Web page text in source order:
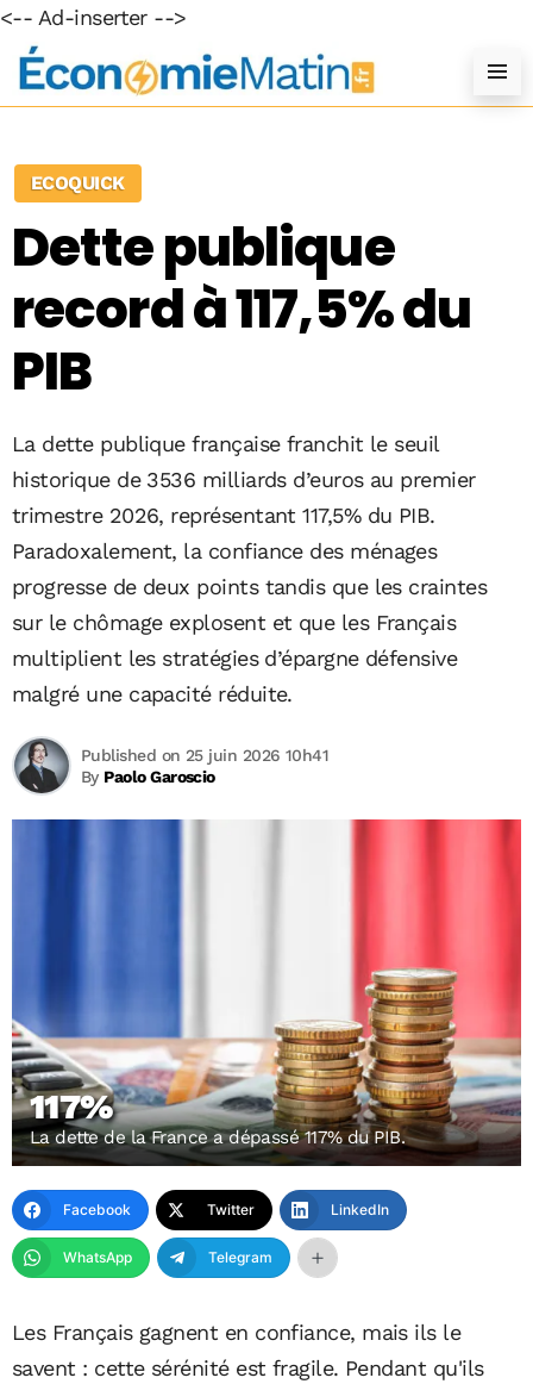
<-- Ad-inserter -->
ECOQUICK
Dette publique
record à 117,5% du
PIB
La dette publique française franchit le seuil
historique de 3536 milliards d’euros au premier
trimestre 2026, représentant 117,5% du PIB.
Paradoxalement, la confiance des ménages
progresse de deux points tandis que les craintes
sur le chômage explosent et que les Français
multiplient les stratégies d’épargne défensive
malgré une capacité réduite.
By Paolo Garoscio
Published on 25 juin 2026 10h41
117%
La dette de la France a dépassé 117% du PIB.
Facebook Twitter LinkedIn
WhatsApp Telegram
Les Français gagnent en confiance, mais ils le
savent : cette sérénité est fragile. Pendant qu'ils